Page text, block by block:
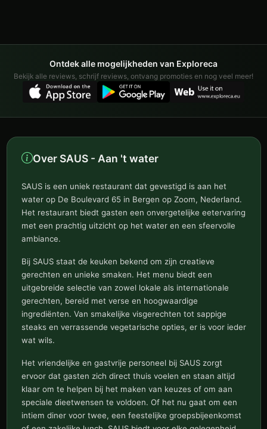
Ontdek alle mogelijkheden van Exploreca
Bekijk alle reviews, schrijf reviews, ontvang promoties en nog veel meer!
Over SAUS - Aan 't water
SAUS is een uniek restaurant dat gevestigd is aan het
water op De Boulevard 65 in Bergen op Zoom, Nederland.
Het restaurant biedt gasten een onvergetelijke eetervaring
met een prachtig uitzicht op het water en een sfeervolle
ambiance.
Bij SAUS staat de keuken bekend om zijn creatieve
gerechten en unieke smaken. Het menu biedt een
uitgebreide selectie van zowel lokale als internationale
gerechten, bereid met verse en hoogwaardige
ingrediënten. Van smakelijke visgerechten tot sappige
steaks en verrassende vegetarische opties, er is voor ieder
wat wils.
Het vriendelijke en gastvrije personeel bij SAUS zorgt
ervoor dat gasten zich direct thuis voelen en staan altijd
klaar om te helpen bij het maken van keuzes of om aan
speciale dieetwensen te voldoen. Of het nu gaat om een
intiem diner voor twee, een feestelijke groepsbijeenkomst